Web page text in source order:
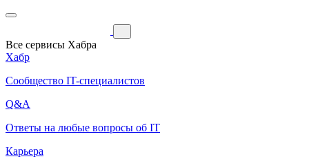
Все сервисы Хабра
Хабр
Сообщество IT-специалистов
Q&A
Ответы на любые вопросы об IT
Карьера